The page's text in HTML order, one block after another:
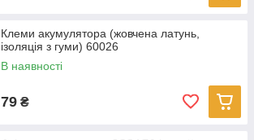
Клеми акумулятора (жовчена латунь,
ізоляція з гуми) 60026
В наявності
79 ₴